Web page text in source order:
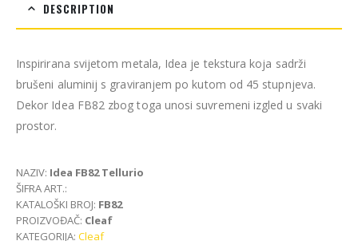
DESCRIPTION
Inspirirana svijetom metala, Idea je tekstura koja sadrži
brušeni aluminij s graviranjem po kutom od 45 stupnjeva.
Dekor Idea FB82 zbog toga unosi suvremeni izgled u svaki
prostor.
NAZIV: Idea FB82 Tellurio
ŠIFRA ART.:
KATALOŠKI BROJ: FB82
PROIZVOĐAČ: Cleaf
KATEGORIJA: Cleaf